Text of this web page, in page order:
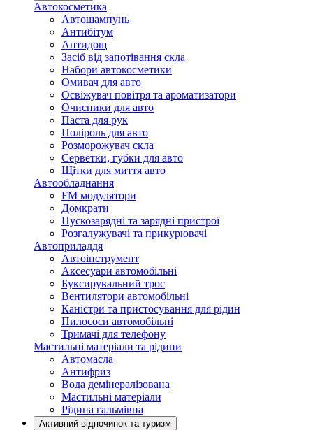
Автокосметика
Автошампунь
Антибітум
Антидощ
Засіб від запотівання скла
Набори автокосметики
Омивач для авто
Освіжувач повітря та ароматизатори
Очисники для авто
Паста для рук
Поліроль для авто
Розморожувач скла
Серветки, губки для авто
Щітки для миття авто
Автообладнання
FM модулятори
Домкрати
Пускозарядні та зарядні пристрої
Розгалужувачі та прикурювачі
Автоприладдя
Автоінструмент
Аксесуари автомобільні
Буксирувальний трос
Вентилятори автомобільні
Каністри та пристосування для рідин
Пилососи автомобільні
Тримачі для телефону
Мастильні матеріали та рідини
Автомасла
Антифриз
Вода демінералізована
Мастильні матеріали
Рідина гальмівна
Активний відпочинок та туризм